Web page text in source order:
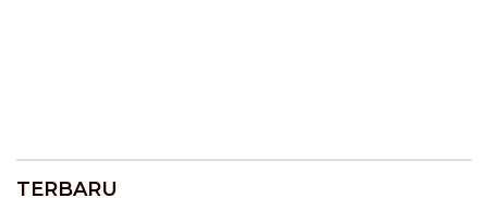
TERBARU